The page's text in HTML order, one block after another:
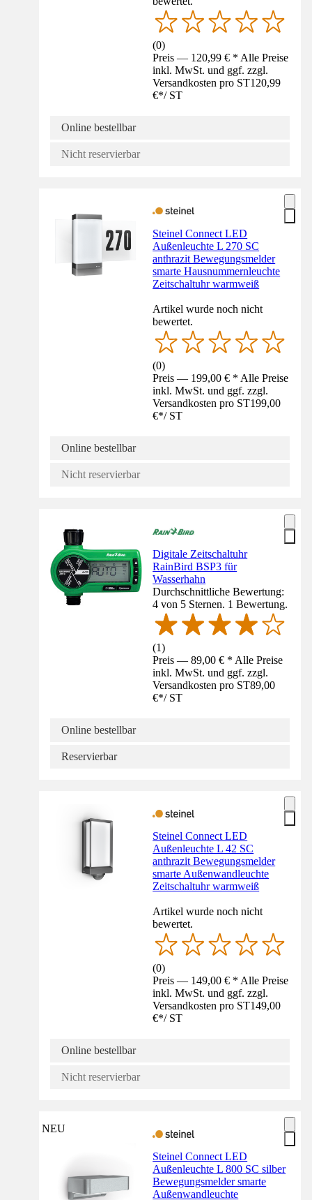
(0)
Preis — 120,99 € * Alle Preise
inkl. MwSt. und ggf. zzgl.
Versandkosten pro ST120,99
€*/ ST
Online bestellbar
Nicht reservierbar
Steinel Connect LED
Außenleuchte L 270 SC
anthrazit Bewegungsmelder
smarte Hausnummernleuchte
Zeitschaltuhr warmweiß
Artikel wurde noch nicht
bewertet.
(0)
Preis — 199,00 € * Alle Preise
inkl. MwSt. und ggf. zzgl.
Versandkosten pro ST199,00
€*/ ST
Online bestellbar
Nicht reservierbar
Digitale Zeitschaltuhr
RainBird BSP3 für
Wasserhahn
Durchschnittliche Bewertung:
4 von 5 Sternen. 1 Bewertung.
(1)
Preis — 89,00 € * Alle Preise
inkl. MwSt. und ggf. zzgl.
Versandkosten pro ST89,00
€*/ ST
Online bestellbar
Reservierbar
Steinel Connect LED
Außenleuchte L 42 SC
anthrazit Bewegungsmelder
smarte Außenwandleuchte
Zeitschaltuhr warmweiß
Artikel wurde noch nicht
bewertet.
(0)
Preis — 149,00 € * Alle Preise
inkl. MwSt. und ggf. zzgl.
Versandkosten pro ST149,00
€*/ ST
Online bestellbar
Nicht reservierbar
NEU
Steinel Connect LED
Außenleuchte L 800 SC silber
Bewegungsmelder smarte
Außenwandleuchte